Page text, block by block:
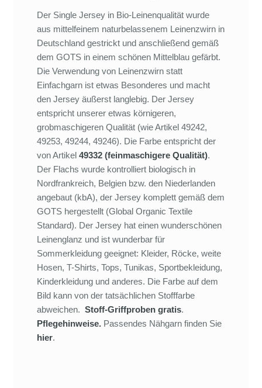
Der Single Jersey in Bio-Leinenqualität wurde
aus mittelfeinem naturbelassenem Leinenzwirn in
Deutschland gestrickt und anschließend gemäß
dem GOTS in einem schönen Mittelblau gefärbt.
Die Verwendung von Leinenzwirn statt
Einfachgarn ist etwas Besonderes und macht
den Jersey äußerst langlebig. Der Jersey
entspricht unserer etwas körnigeren,
grobmaschigeren Qualität (wie Artikel 49242,
49253, 49244, 49246). Die Farbe entspricht der
von Artikel49332 (feinmaschigere Qualität).
Der Flachs wurde kontrolliert biologisch in
Nordfrankreich, Belgien bzw. den Niederlanden
angebaut (kbA), der Jersey komplett gemäß dem
GOTS hergestellt (Global Organic Textile
Standard). Der Jersey hat einen wunderschönen
Leinenglanz und ist wunderbar für
Sommerkleidung geeignet: Kleider, Röcke, weite
Hosen, T-Shirts, Tops, Tunikas, Sportbekleidung,
Kinderkleidung und anderes. Die Farbe auf dem
Bild kann von der tatsächlichen Stofffarbe
abweichen.Stoff-Griffproben gratis.
Pflegehinweise. Passendes Nähgarn finden Sie
hier.